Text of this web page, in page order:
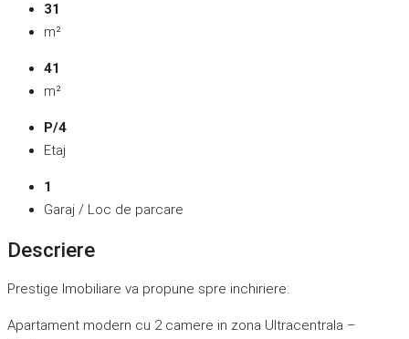
31
m²
41
m²
P/4
Etaj
1
Garaj / Loc de parcare
Descriere
Prestige Imobiliare va propune spre inchiriere:
Apartament modern cu 2 camere in zona Ultracentrala –